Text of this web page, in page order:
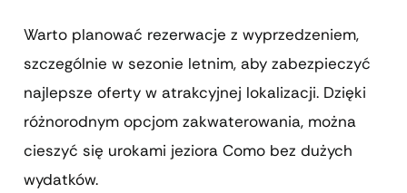
Warto planować rezerwacje z wyprzedzeniem,
szczególnie w sezonie letnim, aby zabezpieczyć
najlepsze oferty w atrakcyjnej lokalizacji. Dzięki
różnorodnym opcjom zakwaterowania, można
cieszyć się urokami jeziora Como bez dużych
wydatków.